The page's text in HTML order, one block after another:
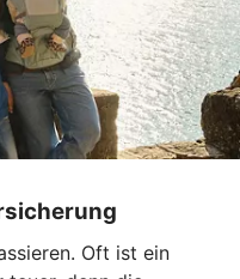
Oft ist ein